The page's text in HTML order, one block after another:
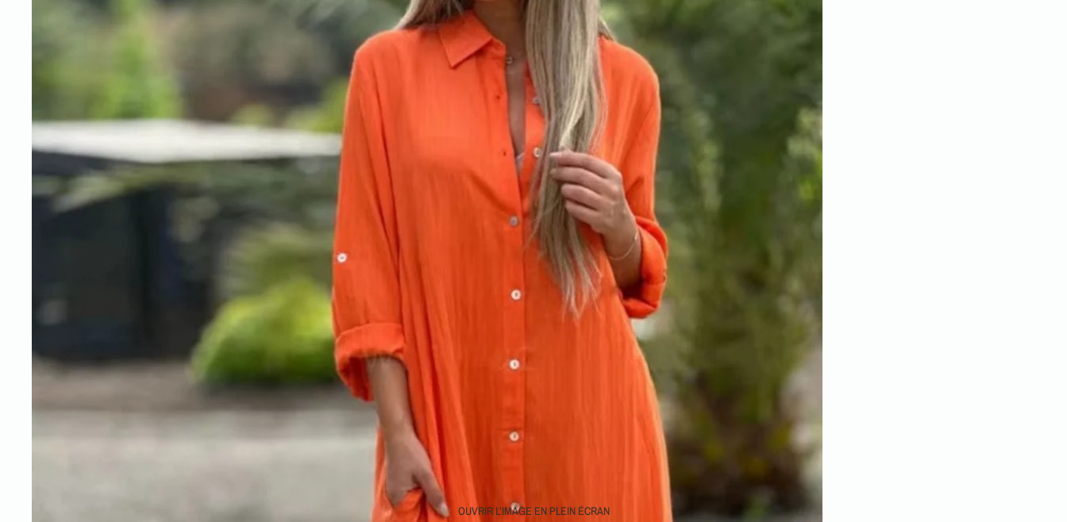
OUVRIR L’IMAGE EN PLEIN ÉCRAN